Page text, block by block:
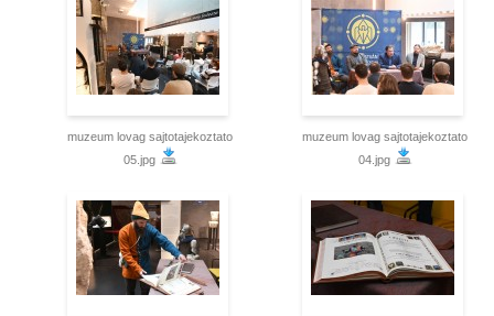
muzeum lovag sajtotajekoztato
05.jpg
muzeum lovag sajtotajekoztato
04.jpg